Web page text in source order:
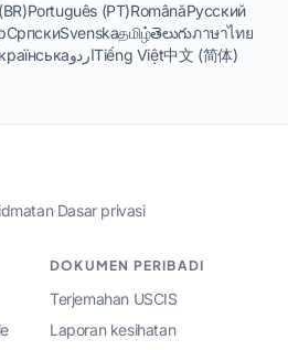
Português (PT)RomânăРусский
СрпскиSvenskaதமிழ்తెలుగుภาษาไทย
اردوTiếng Việt中文 (简体)
·Dasar privasi
DOKUMEN PERIBADI
Terjemahan USCIS
Laporan kesihatan